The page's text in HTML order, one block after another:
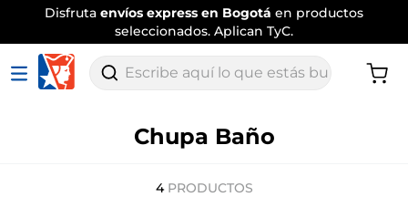
Disfruta envíos express en Bogotá en productos
seleccionados. Aplican TyC.
Escribe aquí lo que estás buscando
Chupa Baño
4 PRODUCTOS